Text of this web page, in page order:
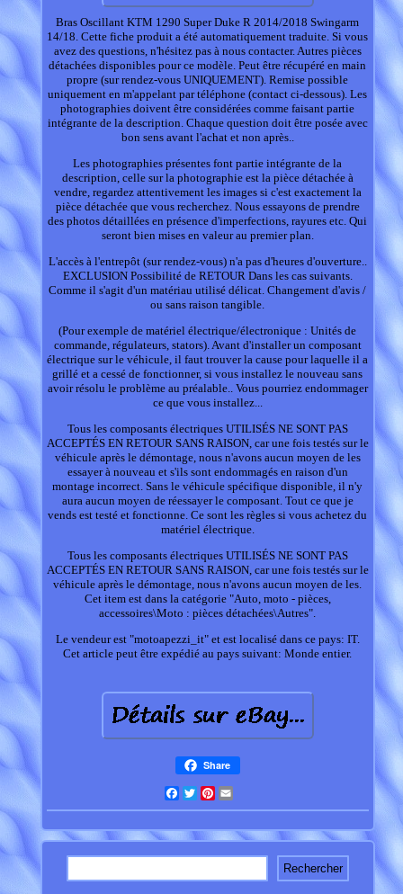
Bras Oscillant KTM 1290 Super Duke R 2014/2018 Swingarm
14/18. Cette fiche produit a été automatiquement traduite. Si vous
avez des questions, n'hésitez pas à nous contacter. Autres pièces
détachées disponibles pour ce modèle. Peut être récupéré en main
propre (sur rendez-vous UNIQUEMENT). Remise possible
uniquement en m'appelant par téléphone (contact ci-dessous). Les
photographies doivent être considérées comme faisant partie
intégrante de la description. Chaque question doit être posée avec
bon sens avant l'achat et non après..
Les photographies présentes font partie intégrante de la
description, celle sur la photographie est la pièce détachée à
vendre, regardez attentivement les images si c'est exactement la
pièce détachée que vous recherchez. Nous essayons de prendre
des photos détaillées en présence d'imperfections, rayures etc. Qui
seront bien mises en valeur au premier plan.
L'accès à l'entrepôt (sur rendez-vous) n'a pas d'heures d'ouverture..
EXCLUSION Possibilité de RETOUR Dans les cas suivants.
Comme il s'agit d'un matériau utilisé délicat. Changement d'avis /
ou sans raison tangible.
(Pour exemple de matériel électrique/électronique : Unités de
commande, régulateurs, stators). Avant d'installer un composant
électrique sur le véhicule, il faut trouver la cause pour laquelle il a
grillé et a cessé de fonctionner, si vous installez le nouveau sans
avoir résolu le problème au préalable.. Vous pourriez endommager
ce que vous installez...
Tous les composants électriques UTILISÉS NE SONT PAS
ACCEPTÉS EN RETOUR SANS RAISON, car une fois testés sur le
véhicule après le démontage, nous n'avons aucun moyen de les
essayer à nouveau et s'ils sont endommagés en raison d'un
montage incorrect. Sans le véhicule spécifique disponible, il n'y
aura aucun moyen de réessayer le composant. Tout ce que je
vends est testé et fonctionne. Ce sont les règles si vous achetez du
matériel électrique.
Tous les composants électriques UTILISÉS NE SONT PAS
ACCEPTÉS EN RETOUR SANS RAISON, car une fois testés sur le
véhicule après le démontage, nous n'avons aucun moyen de les.
Cet item est dans la catégorie "Auto, moto - pièces,
accessoires\Moto : pièces détachées\Autres".
Le vendeur est "motoapezzi_it" et est localisé dans ce pays: IT.
Cet article peut être expédié au pays suivant: Monde entier.
Share
Facebook
TwitterPinterest